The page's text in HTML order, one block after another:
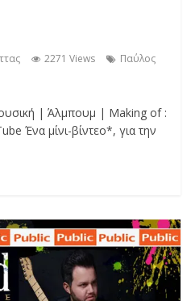
2271 Views
Παύλος
| Άλμπουμ | Making of :
Ένα μίνι-βίντεο*, για την